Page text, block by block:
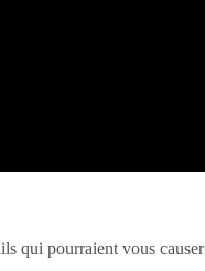
qui pourraient vous causer